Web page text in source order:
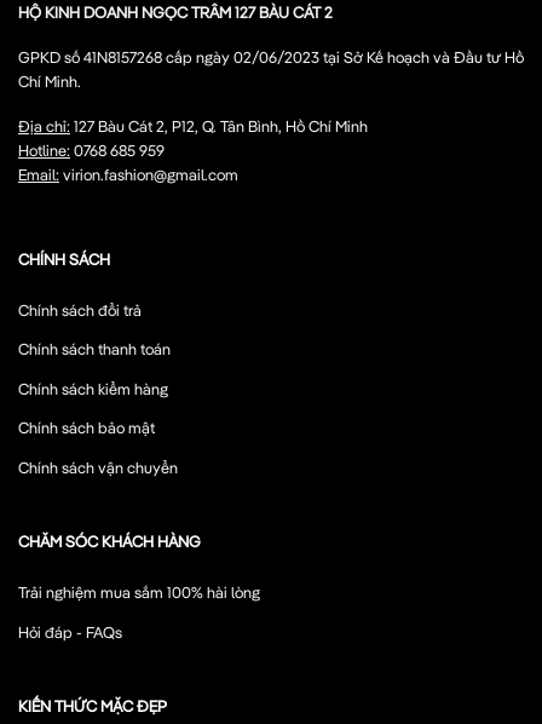
HỘ KINH DOANH NGỌC TRÂM 127 BÀU CÁT 2
GPKD số 41N8157268 cấp ngày 02/06/2023 tại Sở Kế hoạch và Đầu tư Hồ
Chí Minh.
Địa chỉ:127 Bàu Cát 2, P12, Q. Tân Bình, Hồ Chí Minh
Hotline:0768 685 959
Email:virion.fashion@gmail.com
CHÍNH SÁCH
Chính sách đổi trả
Chính sách thanh toán
Chính sách kiểm hàng
Chính sách bảo mật
Chính sách vận chuyển
CHĂM SÓC KHÁCH HÀNG
Trải nghiệm mua sắm 100% hài lòng
Hỏi đáp - FAQs
KIẾN THỨC MẶC ĐẸP